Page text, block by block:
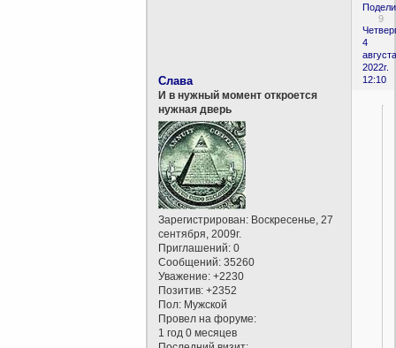
9
4
2022г.
12:10
Слава
И в нужный момент откроется
нужная дверь
Зарегистрирован: Воскресенье, 27
сентября, 2009г.
Приглашений: 0
Сообщений: 35260
Уважение: +2230
Позитив: +2352
Пол: Мужской
Провел на форуме:
1 год 0 месяцев